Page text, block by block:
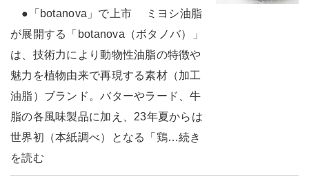
●「botanova」で上市 ミヨシ油脂
が展開する「botanova（ボタノバ）」
は、技術力により動物性油脂の特徴や
魅力を植物由来で再現する素材（加工
油脂）ブランド。バターやラード、牛
脂の各風味製品に加え、23年夏からは
世界初（本紙調べ）となる「鶏…続き
を読む